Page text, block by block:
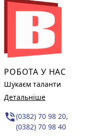
РОБОТА У НАС
Шукаєм таланти
Детальніше
phone_in_talk(0382) 70 98 20,
(0382) 70 98 40